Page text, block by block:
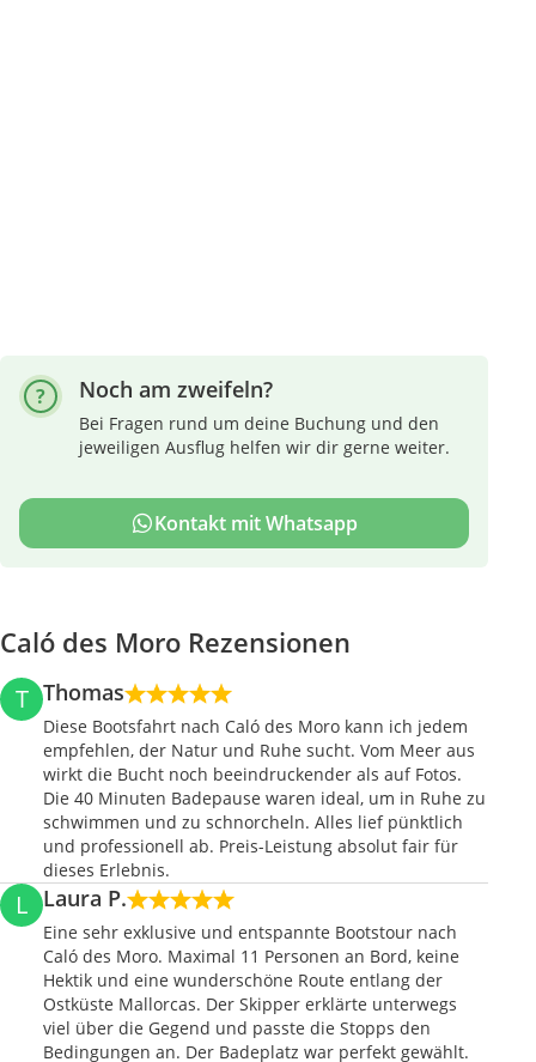
Noch am zweifeln?
Bei Fragen rund um deine Buchung und den
jeweiligen Ausflug helfen wir dir gerne weiter.
Kontakt mit Whatsapp
Caló des Moro Rezensionen
T Thomas
Diese Bootsfahrt nach Caló des Moro kann ich jedem
empfehlen, der Natur und Ruhe sucht. Vom Meer aus
wirkt die Bucht noch beeindruckender als auf Fotos.
Die 40 Minuten Badepause waren ideal, um in Ruhe zu
schwimmen und zu schnorcheln. Alles lief pünktlich
und professionell ab. Preis-Leistung absolut fair für
dieses Erlebnis.
L Laura P.
Eine sehr exklusive und entspannte Bootstour nach
Caló des Moro. Maximal 11 Personen an Bord, keine
Hektik und eine wunderschöne Route entlang der
Ostküste Mallorcas. Der Skipper erklärte unterwegs
viel über die Gegend und passte die Stopps den
Bedingungen an. Der Badeplatz war perfekt gewählt.